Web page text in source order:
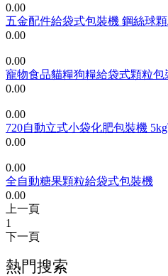
0.00
五金配件給袋式包裝機 鋼絲球
0.00
0.00
寵物食品貓糧狗糧給袋式顆粒包
0.00
0.00
720自動立式小袋化肥包裝機
0.00
0.00
全自動糖果顆粒給袋式包裝機
0.00
上一頁
1
下一頁
熱門搜索